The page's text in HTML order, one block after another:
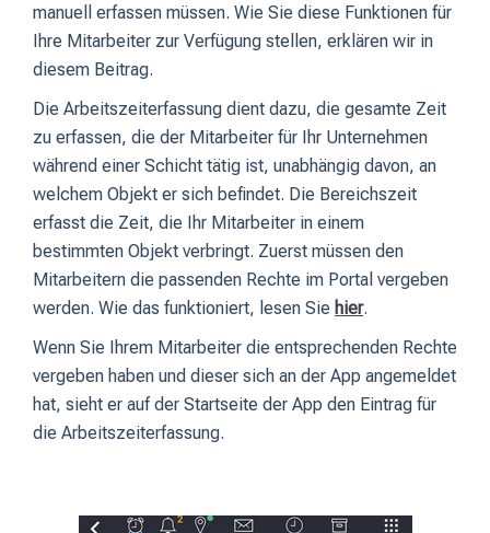
manuell erfassen müssen. Wie Sie diese Funktionen für
Ihre Mitarbeiter zur Verfügung stellen, erklären wir in
diesem Beitrag.
Die Arbeitszeiterfassung dient dazu, die gesamte Zeit
zu erfassen, die der Mitarbeiter für Ihr Unternehmen
während einer Schicht tätig ist, unabhängig davon, an
welchem Objekt er sich befindet. Die Bereichszeit
erfasst die Zeit, die Ihr Mitarbeiter in einem
bestimmten Objekt verbringt. Zuerst müssen den
Mitarbeitern die passenden Rechte im Portal vergeben
werden. Wie das funktioniert, lesen Sie hier.
Wenn Sie Ihrem Mitarbeiter die entsprechenden Rechte
vergeben haben und dieser sich an der App angemeldet
hat, sieht er auf der Startseite der App den Eintrag für
die Arbeitszeiterfassung.